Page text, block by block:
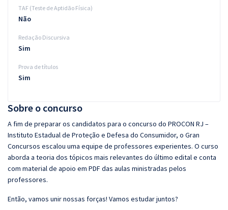
Sobre o concurso
A fim de preparar os candidatos para o concurso do PROCON RJ –
Instituto Estadual de Proteção e Defesa do Consumidor, o Gran
Concursos escalou uma equipe de professores experientes. O curso
aborda a teoria dos tópicos mais relevantes do último edital e conta
com material de apoio em PDF das aulas ministradas pelos
professores.
Então, vamos unir nossas forças! Vamos estudar juntos?
TAF (Teste de Aptidão Física)
Não
Redação Discursiva
Sim
Prova de títulos
Sim